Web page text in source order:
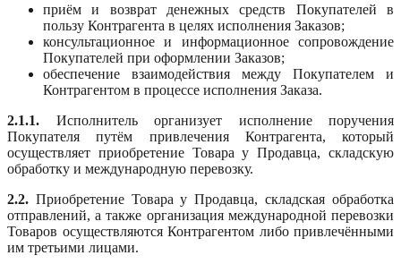
приём и возврат денежных средств Покупателей в
пользу Контрагента в целях исполнения Заказов;
консультационное и информационное сопровождение
Покупателей при оформлении Заказов;
обеспечение взаимодействия между Покупателем и
Контрагентом в процессе исполнения Заказа.
2.1.1. Исполнитель организует исполнение поручения
Покупателя путём привлечения Контрагента, который
осуществляет приобретение Товара у Продавца, складскую
обработку и международную перевозку.
2.2. Приобретение Товара у Продавца, складская обработка
отправлений, а также организация международной перевозки
Товаров осуществляются Контрагентом либо привлечёнными
им третьими лицами.